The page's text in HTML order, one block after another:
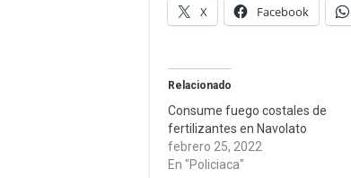
X Facebook
Relacionado
Consume fuego costales de
fertilizantes en Navolato
febrero 25, 2022
En "Policiaca"